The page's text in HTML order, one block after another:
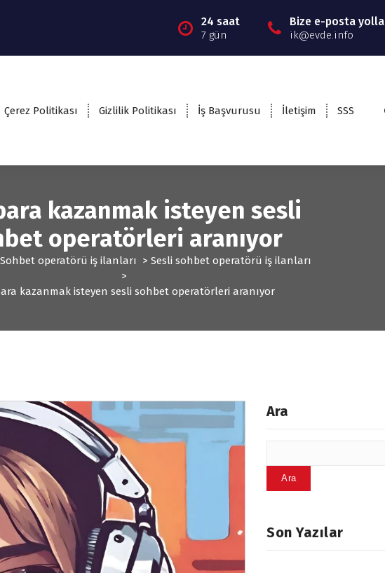
24 saat
7 gün
Bize e-posta yolla
ik@evde.info
Çerez Politikası Gizlilik Politikası İş Başvurusu İletişim SSS
kazanmak isteyen sesli
operatörleri aranıyor
Sohbet operatörü iş ilanları > Sesli sohbet operatörü iş ilanları
>
kazanmak isteyen sesli sohbet operatörleri aranıyor
Ara
Ara
Son Yazılar